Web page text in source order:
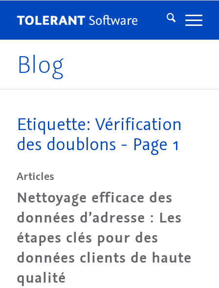
Blog
Etiquette: Vérification
des doublons - Page 1
Articles
Nettoyage efficace des
données d’adresse : Les
étapes clés pour des
données clients de haute
qualité